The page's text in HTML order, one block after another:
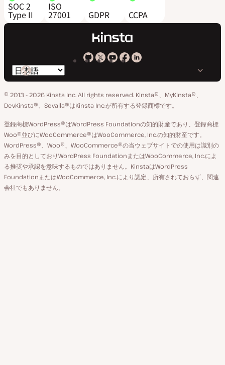
SOC 2
Type II
ISO
27001 GDPR CCPA
Kinsta
GitHub
Kinsta
X
ア
カ
ウ
ン
ト
Kinsta
YouTube
Kinsta
Facebook
Kinsta
LinkedIn
ペ
ー
ジ
言
語
の
り
替
え
© 2013 - 2026 Kinsta Inc. All rights reserved. Kinsta®、MyKinsta®、
DevKinsta®、Sevalla®はKinsta Inc.が所有する登録商標です。
登録商標WordPress®はWordPress Foundationの知的財産であり、登録商標
Woo®並びにWooCommerce®はWooCommerce, Inc.の知的財産です。
WordPress®、Woo®、WooCommerce®の当ウェブサイトでの使用は識別の
みを目的としておりWordPress FoundationまたはWooCommerce, Inc.によ
る推奨や承認を意味するものではありません。KinstaはWordPress
FoundationまたはWooCommerce, Inc.により認定、所有されておらず、関連
会社でもありません。